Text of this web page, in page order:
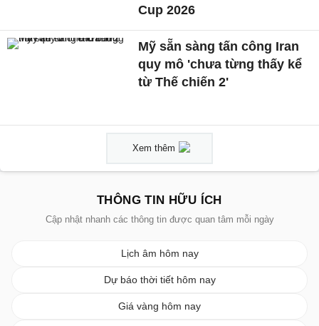
Cup 2026
Mỹ sẵn sàng tấn công Iran
quy mô 'chưa từng thấy kể
từ Thế chiến 2'
Xem thêm
THÔNG TIN HỮU ÍCH
Cập nhật nhanh các thông tin được quan tâm mỗi ngày
Lịch âm hôm nay
Dự báo thời tiết hôm nay
Giá vàng hôm nay